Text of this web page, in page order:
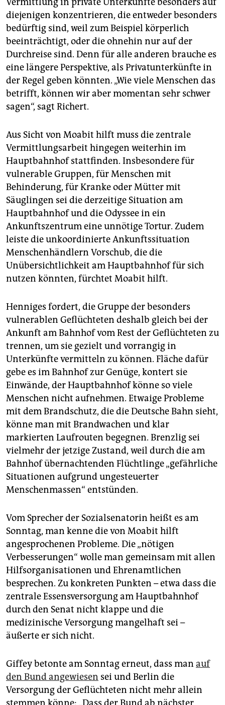
diejenigen konzentrieren, die entweder besonders
bedürftig sind, weil zum Beispiel körperlich
beeinträchtigt, oder die ohnehin nur auf der
Durchreise sind. Denn für alle anderen brauche es
eine längere Perspektive, als Privatunterkünfte in
der Regel geben könnten. „Wie viele Menschen das
betrifft, können wir aber momentan sehr schwer
sagen“, sagt Richert.
Aus Sicht von Moabit hilft muss die zentrale
Vermittlungsarbeit hingegen weiterhin im
Hauptbahnhof stattfinden. Insbesondere für
vulnerable Gruppen, für Menschen mit
Behinderung, für Kranke oder Mütter mit
Säuglingen sei die derzeitige Situation am
Hauptbahnhof und die Odyssee in ein
Ankunftszentrum eine unnötige Tortur. Zudem
leiste die unkoordinierte Ankunftssituation
Menschenhändlern Vorschub, die die
Unübersichtlichkeit am Hauptbahnhof für sich
nutzen könnten, fürchtet Moabit hilft.
Henniges fordert, die Gruppe der besonders
vulnerablen Geflüchteten deshalb gleich bei der
Ankunft am Bahnhof vom Rest der Geflüchteten zu
trennen, um sie gezielt und vorrangig in
Unterkünfte vermitteln zu können. Fläche dafür
gebe es im Bahnhof zur Genüge, kontert sie
Einwände, der Hauptbahnhof könne so viele
Menschen nicht aufnehmen. Etwaige Probleme
mit dem Brandschutz, die die Deutsche Bahn sieht,
könne man mit Brandwachen und klar
markierten Laufrouten begegnen. Brenzlig sei
vielmehr der jetzige Zustand, weil durch die am
Bahnhof übernachtenden Flüchtlinge „gefährliche
Situationen aufgrund ungesteuerter
Menschenmassen“ entstünden.
Vom Sprecher der Sozialsenatorin heißt es am
Sonntag, man kenne die von Moabit hilft
angesprochenen Probleme. Die „nötigen
Verbesserungen“ wolle man gemeinsam mit allen
Hilfsorganisationen und Ehrenamtlichen
besprechen. Zu konkreten Punkten – etwa dass die
zentrale Essensversorgung am Hauptbahnhof
durch den Senat nicht klappe und die
medizinische Versorgung mangelhaft sei –
äußerte er sich nicht.
Giffey betonte am Sonntag erneut, dass man auf
den Bund angewiesen sei und Berlin die
Versorgung der Geflüchteten nicht mehr allein